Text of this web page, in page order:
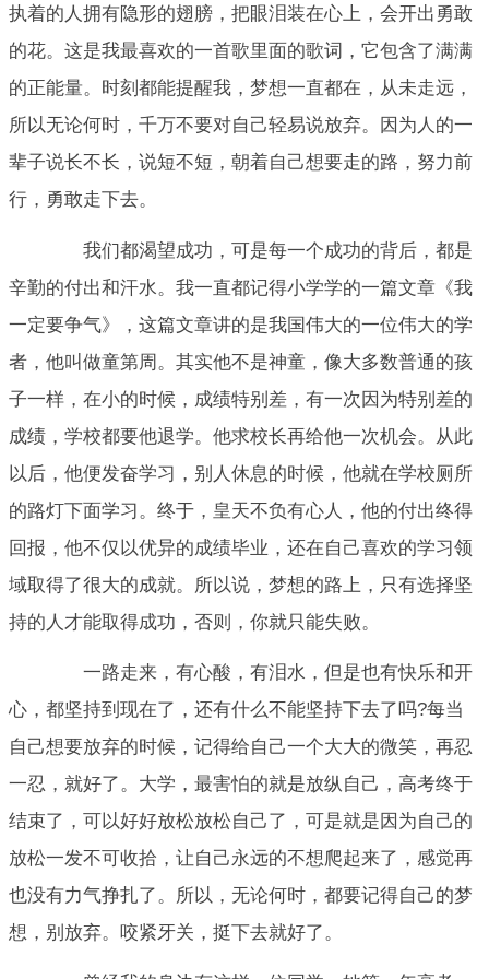
执着的人拥有隐形的翅膀，把眼泪装在心上，会开出勇敢
的花。这是我最喜欢的一首歌里面的歌词，它包含了满满
的正能量。时刻都能提醒我，梦想一直都在，从未走远，
所以无论何时，千万不要对自己轻易说放弃。因为人的一
辈子说长不长，说短不短，朝着自己想要走的路，努力前
行，勇敢走下去。
我们都渴望成功，可是每一个成功的背后，都是
辛勤的付出和汗水。我一直都记得小学学的一篇文章《我
一定要争气》，这篇文章讲的是我国伟大的一位伟大的学
者，他叫做童第周。其实他不是神童，像大多数普通的孩
子一样，在小的时候，成绩特别差，有一次因为特别差的
成绩，学校都要他退学。他求校长再给他一次机会。从此
以后，他便发奋学习，别人休息的时候，他就在学校厕所
的路灯下面学习。终于，皇天不负有心人，他的付出终得
回报，他不仅以优异的成绩毕业，还在自己喜欢的学习领
域取得了很大的成就。所以说，梦想的路上，只有选择坚
持的人才能取得成功，否则，你就只能失败。
一路走来，有心酸，有泪水，但是也有快乐和开
心，都坚持到现在了，还有什么不能坚持下去了吗?每当
自己想要放弃的时候，记得给自己一个大大的微笑，再忍
一忍，就好了。大学，最害怕的就是放纵自己，高考终于
结束了，可以好好放松放松自己了，可是就是因为自己的
放松一发不可收拾，让自己永远的不想爬起来了，感觉再
也没有力气挣扎了。所以，无论何时，都要记得自己的梦
想，别放弃。咬紧牙关，挺下去就好了。